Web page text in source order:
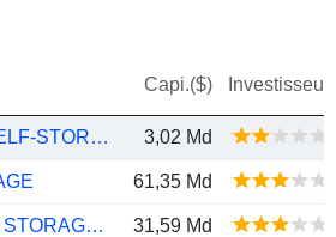
Capi.($) Investisseur
SHURGARD SELF-STORAGE LTD. 3,02 Md
61,35 Md
EXTRA SPACE STORAGE INC. 31,59 Md